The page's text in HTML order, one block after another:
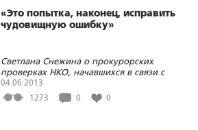
«Это попытка, наконец, исправить
чудовищную ошибку»
Светлана Снежина о прокурорских
проверках НКО, начавшихся в связи с
исполнением закона «об иностранных
агентах»
04.06.2013
1273
0 0